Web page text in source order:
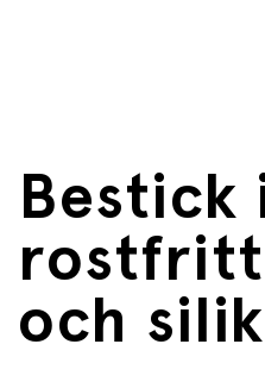
Bestick
rostfritt
och